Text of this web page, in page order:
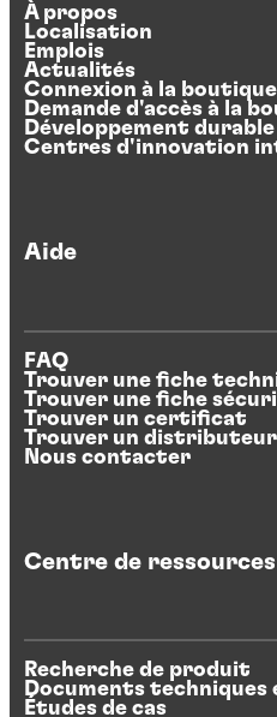
À propos
Localisation
Emplois
Actualités
Connexion à la
Demande d'accès à la
Développement durable
Centres d'innovation
Aide
FAQ
Trouver une fiche
Trouver une fiche
Trouver un certificat
Trouver un distributeur
Nous contacter
Centre de ressources
Recherche de produit
Documents
Études de cas